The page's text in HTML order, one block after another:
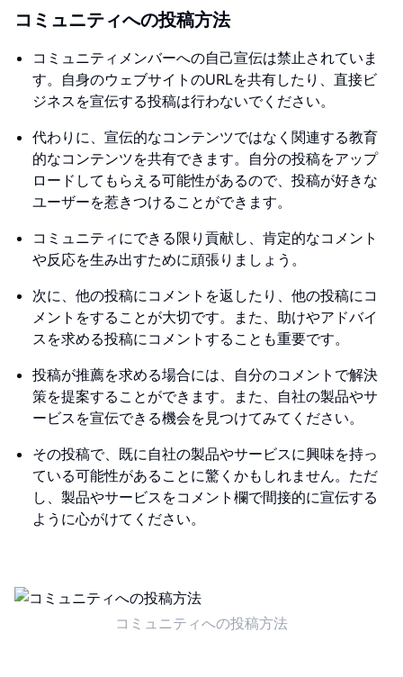
コミュニティへの投稿方法
コミュニティメンバーへの自己宣伝は禁止されていま
す。自身のウェブサイトのURLを共有したり、直接ビ
ジネスを宣伝する投稿は行わないでください。
代わりに、宣伝的なコンテンツではなく関連する教育
的なコンテンツを共有できます。自分の投稿をアップ
ロードしてもらえる可能性があるので、投稿が好きな
ユーザーを惹きつけることができます。
コミュニティにできる限り貢献し、肯定的なコメント
や反応を生み出すために頑張りましょう。
次に、他の投稿にコメントを返したり、他の投稿にコ
メントをすることが大切です。また、助けやアドバイ
スを求める投稿にコメントすることも重要です。
投稿が推薦を求める場合には、自分のコメントで解決
策を提案することができます。また、自社の製品やサ
ービスを宣伝できる機会を見つけてみてください。
その投稿で、既に自社の製品やサービスに興味を持っ
ている可能性があることに驚くかもしれません。ただ
し、製品やサービスをコメント欄で間接的に宣伝する
ように心がけてください。
コミュニティへの投稿方法